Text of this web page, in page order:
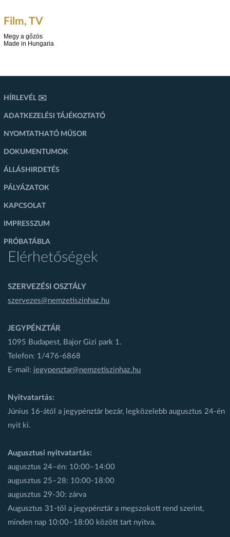
Film, TV
Megy a gőzös
Made in Hungaria
HÍRLEVÉL ✉️
ADATKEZELÉSI TÁJÉKOZTATÓ
NYOMTATHATÓ MŰSOR
DOKUMENTUMOK
ÁLLÁSHIRDETÉS
PÁLYÁZATOK
KAPCSOLAT
IMPRESSZUM
PRÓBATÁBLA
Elérhetőségek
SZERVEZÉSI OSZTÁLY
szervezes@nemzetiszinhaz.hu
JEGYPÉNZTÁR
1095 Budapest, Bajor Gizi park 1.
Telefon: 1/476-6868
E-mail: jegypenztar@nemzetiszinhaz.hu
Nyitvatartás:
Június 16-ától a jegypénztár bezár, legközelebb augusztus 24-én
nyit ki.
Augusztusi nyitvatartás:
augusztus 24–én: 10:00–14:00
augusztus 25–28: 10:00-18:00
augusztus 29-30: zárva
Augusztus 31-től a jegypénztár a megszokott rend szerint,
minden nap 10:00–18:00 között tart nyitva.